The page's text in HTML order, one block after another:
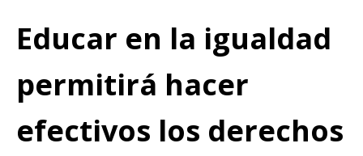
Educar en la igualdad
permitirá hacer
efectivos los derechos